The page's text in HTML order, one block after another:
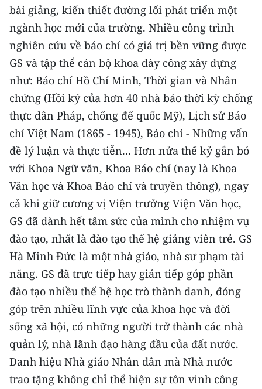
bài giảng, kiến thiết đường lối phát triển một
ngành học mới của trường. Nhiều công trình
nghiên cứu về báo chí có giá trị bền vững được
GS và tập thể cán bộ khoa dày công xây dựng
như: Báo chí Hồ Chí Minh, Thời gian và Nhân
chứng (Hồi ký của hơn 40 nhà báo thời kỳ chống
thực dân Pháp, chống đế quốc Mỹ), Lịch sử Báo
chí Việt Nam (1865 - 1945), Báo chí - Những vấn
đề lý luận và thực tiễn... Hơn nửa thế kỷ gắn bó
với Khoa Ngữ văn, Khoa Báo chí (nay là Khoa
Văn học và Khoa Báo chí và truyền thông), ngay
cả khi giữ cương vị Viện trưởng Viện Văn học,
GS đã dành hết tâm sức của mình cho nhiệm vụ
đào tạo, nhất là đào tạo thế hệ giảng viên trẻ. GS
Hà Minh Đức là một nhà giáo, nhà sư phạm tài
năng. GS đã trực tiếp hay gián tiếp góp phần
đào tạo nhiều thế hệ học trò thành danh, đóng
góp trên nhiều lĩnh vực của khoa học và đời
sống xã hội, có những người trở thành các nhà
quản lý, nhà lãnh đạo hàng đầu của đất nước.
Danh hiệu Nhà giáo Nhân dân mà Nhà nước
trao tặng không chỉ thể hiện sự tôn vinh công